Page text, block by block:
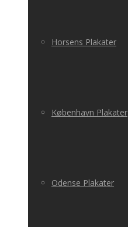
Horsens Plakater
København Plakater
Odense Plakater